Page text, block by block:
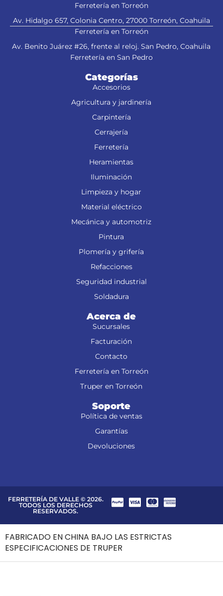
Ferretería en Torreón
Av. Hidalgo 657, Colonia Centro, 27000 Torreón, Coahuila
Ferretería en Torreón
Av. Benito Juárez #26, frente al reloj. San Pedro, Coahuila
Ferretería en San Pedro
Categorías
Accesorios
Agricultura y jardinería
Carpintería
Cerrajería
Ferretería
Heramientas
Iluminación
Limpieza y hogar
Material eléctrico
Mecánica y automotriz
Pintura
Plomería y grifería
Refacciones
Seguridad industrial
Soldadura
Acerca de
Sucursales
Facturación
Contacto
Ferretería en Torreón
Truper en Torreón
Soporte
Política de ventas
Garantías
Devoluciones
FERRETERÍA DE VALLE © 2026.
TODOS LOS DERECHOS
RESERVADOS.
FABRICADO EN CHINA BAJO LAS ESTRICTAS
ESPECIFICACIONES DE TRUPER